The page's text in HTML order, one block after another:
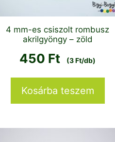
4 mm-es csiszolt rombusz
akrilgyöngy – zöld
450 Ft (3 Ft/db)
Kosárba teszem